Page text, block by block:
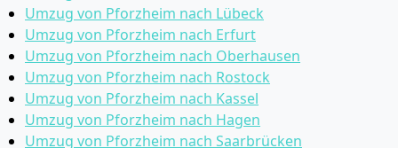
Umzug von Pforzheim nach Lübeck
Umzug von Pforzheim nach Erfurt
Umzug von Pforzheim nach Oberhausen
Umzug von Pforzheim nach Rostock
Umzug von Pforzheim nach Kassel
Umzug von Pforzheim nach Hagen
Umzug von Pforzheim nach Saarbrücken